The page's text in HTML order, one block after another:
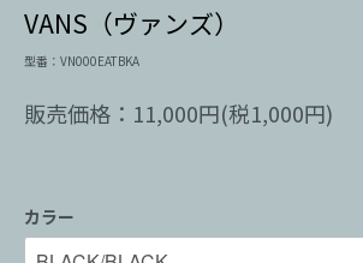
VANS（ヴァンズ）
型番：VN000EATBKA
販売価格：11,000円(税1,000円)
カラー